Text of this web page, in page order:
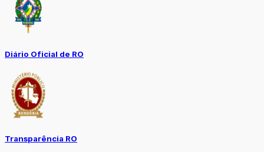
Diário Oficial de RO
Transparência RO